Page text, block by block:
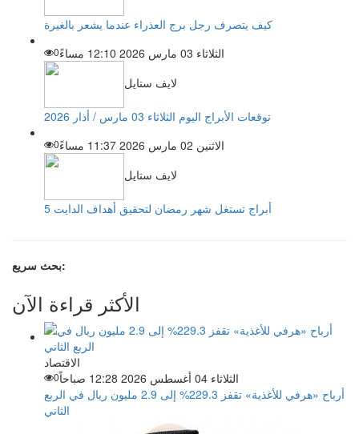
كيف يتصرف رجل برج العذراء عندما يشعر بالغيرة
الثلاثاء 03 مارس 2026 12:10 مساءً
0
لايف ستايل
توقعات الأبراج اليوم الثلاثاء 03 مارس / أذار 2026
الاثنين 02 مارس 2026 11:37 مساءً
0
لايف ستايل
5 أبراج تستغل شهر رمضان لتحقيق أهداف الدايت
بحث سريع:
الأكثر قراءة الآن
الاقتصاد
الثلاثاء 04 أغسطس 2026 12:28 صباحاً
0
أرباح «هرفي للأغذية» تقفز 229.3% إلى 2.9 مليون ريال في الربع
الثاني